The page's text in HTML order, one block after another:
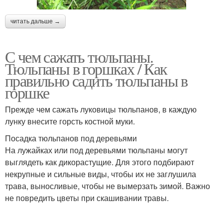
читать дальше →
С чем сажать тюльпаны.
Тюльпаны в горшках / Как
правильно садить тюльпаны в
горшке
Прежде чем сажать луковицы тюльпанов, в каждую
лунку внесите горсть костной муки.
Посадка тюльпанов под деревьями
На лужайках или под деревьями тюльпаны могут
выглядеть как дикорастущие. Для этого подбирают
некрупные и сильные виды, чтобы их не заглушила
трава, выносливые, чтобы не вымерзать зимой. Важно
не повредить цветы при скашивании травы.